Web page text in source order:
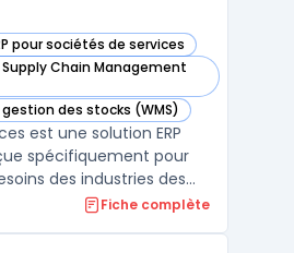
pour sociétés de services
dans cette catégorie
Supply Chain Management
dans cette catégorie
des stocks (WMS)
dans cette catégorie
est une solution ERP
spécifiquement pour
des industries des
telles que la pharmacie,
Fiche complète